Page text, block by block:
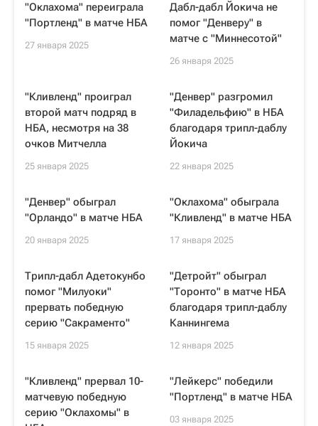
"Оклахома" переиграла
"Портленд" в матче НБА
27 января 2025
Дабл-дабл Йокича не
помог "Денверу" в
матче с "Миннесотой"
26 января 2025
"Кливленд" проиграл
второй матч подряд в
НБА, несмотря на 38
очков Митчелла
25 января 2025
"Денвер" разгромил
"Филадельфию" в НБА
благодаря трипл-даблу
Йокича
22 января 2025
"Денвер" обыграл
"Орландо" в матче НБА
20 января 2025
"Оклахома" обыграла
"Кливленд" в матче НБА
17 января 2025
Трипл-дабл Адетокунбо
помог "Милуоки"
прервать победную
серию "Сакраменто"
15 января 2025
"Детройт" обыграл
"Торонто" в матче НБА
благодаря трипл-даблу
Каннингема
12 января 2025
"Кливленд" прервал 10-
матчевую победную
серию "Оклахомы" в
"Лейкерс" победили
"Портленд" в матче НБА
03 января 2025